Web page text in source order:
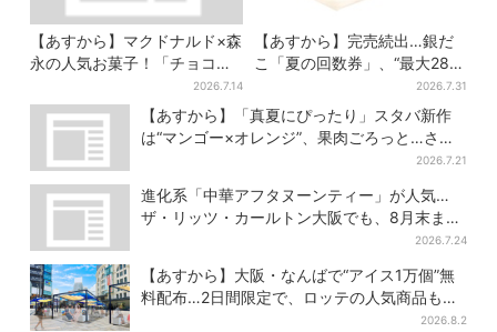
【あすから】マクドナルド×森
永の人気お菓子！「チョコボ
ール」「ミルクキャラメル」
があのスイーツに変身…6年ぶ
り復活シェイクも
2026.7.14
【あすから】完売続出…銀だ
こ「夏の回数券」、“最大2811
2026.7.31
【あすから】「真夏にぴったり」スタバ新作
は“マンゴー×オレンジ”、果肉ごろっと…さっ
2026.7.21
進化系「中華アフタヌーンティー」が人気…
ザ・リッツ・カールトン大阪でも、8月末まで
2026.7.24
【あすから】大阪・なんばで“アイス1万個”無
料配布…2日間限定で、ロッテの人気商品もら
2026.8.2